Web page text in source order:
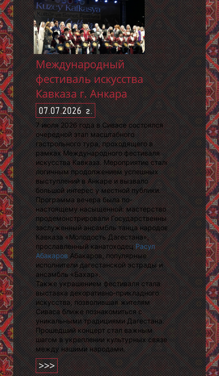
Международный
фестиваль искусства
Кавказа г. Анкара
07.07.2026 г.
7 июля 2026 года в Сивасе состоялся
очередной этап масштабного
гастрольного тура, проходящего в
рамках Международного фестиваля
искусства Кавказа. Мероприятие стало
логичным продолжением успешных
выступлений в Анкаре и вызвало
большой интерес у местной публики.
Программа вечера была по-
настоящему насыщенной: мастерство
продемонстрировали Государственный
заслуженный ансамбль танца народов
Кавказа «Молодость Дагестана»,
прославленный канатоходецРасул
АбакаровАбакаров, популярные
исполнители дагестанской эстрады и
ансамбль «Бахар».
Также украшением фестиваля стала
выставка декоративно-прикладного
искусства, позволившая жителям
Сиваса ближе познакомиться с
уникальными традициями Дагестана.
Прошедший концерт стал важным
шагом в укреплении культурных связей
между нашими народами.
>>>